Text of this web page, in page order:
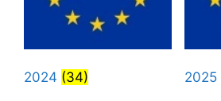
2024 (34) 2025